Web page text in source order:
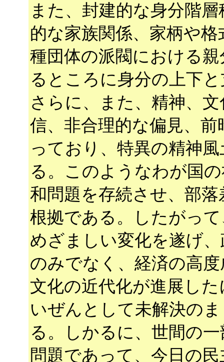
また、封建的な身分階
的な家族関係、家柄や
種団体の派閥における
るところに身分の上下
さらに、また、精神、
信、非合理的な偏見、
っており、特異の精神
る。このようなわが国
和問題を存続させ、部
根拠である。したがっ
めざましい変化を遂げ
のみでなく、経済の高
文化の近代化が進展し
いぜんとして未解決の
る。しかるに、世間の
問題であって、今日の